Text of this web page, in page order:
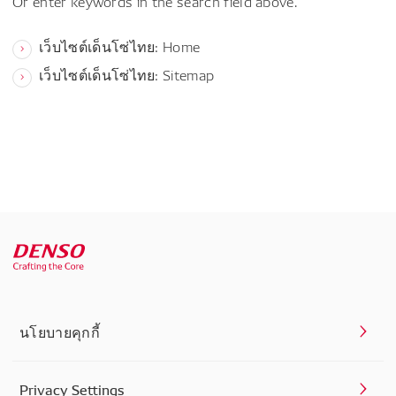
เว็บไซต์เด็นโซ่ไทย: Home
เว็บไซต์เด็นโซ่ไทย: Sitemap
นโยบายคุกกี้
Privacy Settings